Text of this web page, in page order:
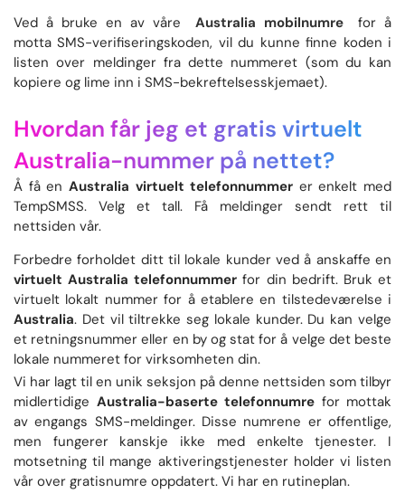
Ved å bruke en av våre
Australia mobilnumre
for å
motta SMS-verifiseringskoden, vil du kunne finne koden i
listen over meldinger fra dette nummeret (som du kan
kopiere og lime inn i SMS-bekreftelsesskjemaet).
Hvordan får jeg et gratis virtuelt
Australia-nummer på nettet?
Å få en Australia virtuelt telefonnummer er enkelt med
TempSMSS. Velg et tall. Få meldinger sendt rett til
nettsiden vår.
Forbedre forholdet ditt til lokale kunder ved å anskaffe en
virtuelt Australia telefonnummer for din bedrift. Bruk et
virtuelt lokalt nummer for å etablere en tilstedeværelse i
Australia. Det vil tiltrekke seg lokale kunder. Du kan velge
et retningsnummer eller en by og stat for å velge det beste
lokale nummeret for virksomheten din.
Vi har lagt til en unik seksjon på denne nettsiden som tilbyr
midlertidige Australia-baserte telefonnumre for mottak
av engangs SMS-meldinger. Disse numrene er offentlige,
men fungerer kanskje ikke med enkelte tjenester. I
motsetning til mange aktiveringstjenester holder vi listen
vår over gratisnumre oppdatert. Vi har en rutineplan.